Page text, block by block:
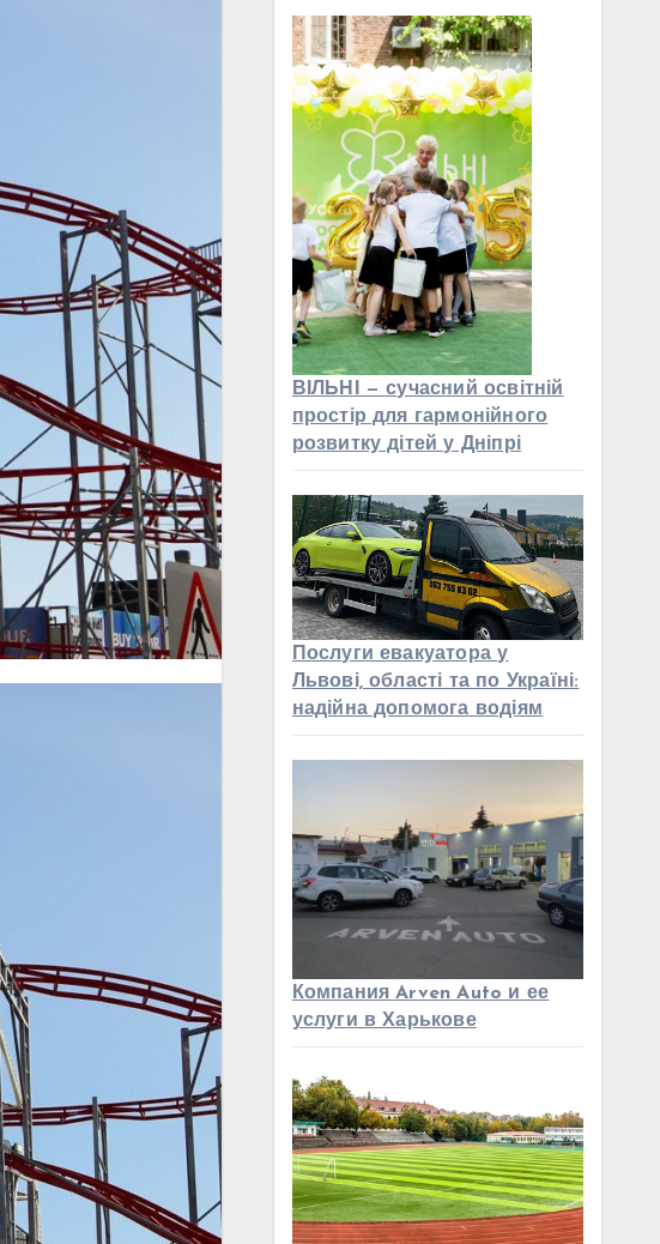
ВІЛЬНІ — сучасний освітній
простір для гармонійного
розвитку дітей у Дніпрі
Послуги евакуатора у
Львові, області та по Україні:
надійна допомога водіям
Компания Arven Auto и ее
услуги в Харькове